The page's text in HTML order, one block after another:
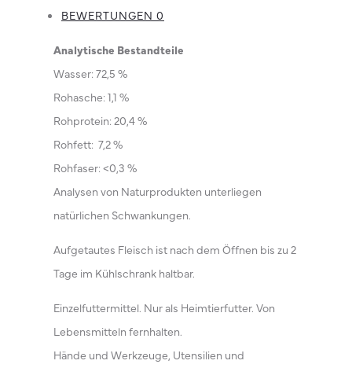
BEWERTUNGEN 0
Analytische Bestandteile
Wasser: 72,5 %
Rohasche: 1,1 %
Rohprotein: 20,4 %
Rohfett: 7,2 %
Rohfaser: <0,3 %
Analysen von Naturprodukten unterliegen
natürlichen Schwankungen.
Aufgetautes Fleisch ist nach dem Öffnen bis zu 2
Tage im Kühlschrank haltbar.
Einzelfuttermittel. Nur als Heimtierfutter. Von
Lebensmitteln fernhalten.
Hände und Werkzeuge, Utensilien und